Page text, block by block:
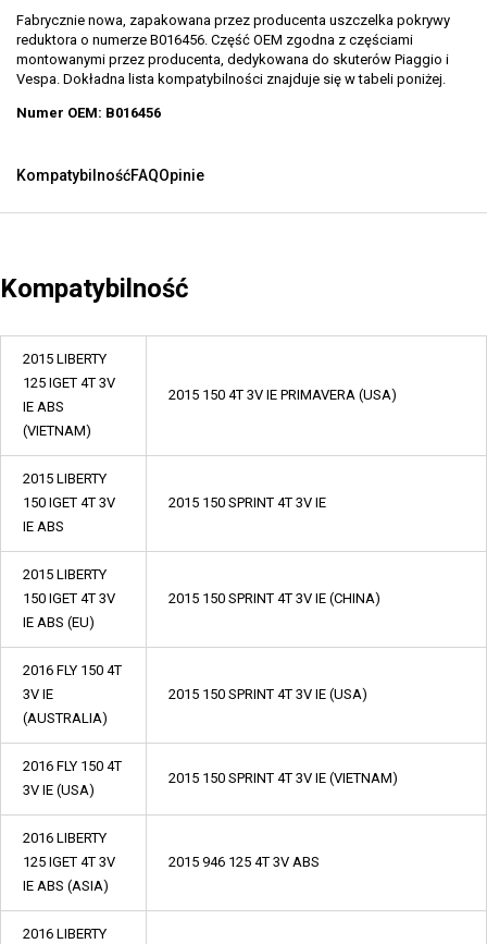
Fabrycznie nowa, zapakowana przez producenta uszczelka pokrywy
reduktora o numerze B016456. Część OEM zgodna z częściami
montowanymi przez producenta, dedykowana do skuterów Piaggio i
Vespa. Dokładna lista kompatybilności znajduje się w tabeli poniżej.
Numer OEM: B016456
KompatybilnośćFAQOpinie
Kompatybilność
2015 LIBERTY
125 IGET 4T 3V
IE ABS
(VIETNAM)
2015 150 4T 3V IE PRIMAVERA (USA)
2015 LIBERTY
150 IGET 4T 3V
IE ABS
2015 150 SPRINT 4T 3V IE
2015 LIBERTY
150 IGET 4T 3V
IE ABS (EU)
2015 150 SPRINT 4T 3V IE (CHINA)
2016 FLY 150 4T
3V IE
(AUSTRALIA)
2015 150 SPRINT 4T 3V IE (USA)
2016 FLY 150 4T
3V IE (USA)
2015 150 SPRINT 4T 3V IE (VIETNAM)
2016 LIBERTY
125 IGET 4T 3V
IE ABS (ASIA)
2015 946 125 4T 3V ABS
2016 LIBERTY